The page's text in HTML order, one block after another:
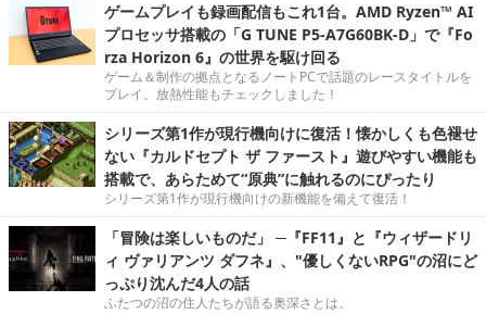
ゲームプレイも録画配信もこれ1台。AMD Ryzen™ AI
プロセッサ搭載の「G TUNE P5-A7G60BK-D」で『Fo
rza Horizon 6』の世界を駆け回る
ゲーム＆制作の拠点となるノートPCで話題のレースタイトルを
プレイ。放熱性能もチェックしました！
シリーズ第1作が現行機向けに復活！懐かしくも色褪せ
ない『カルドセプト ザ ファースト』遊びやすい機能も
搭載で、あらためて“原典”に触れるのにぴったり
シリーズ第1作が現行機向けの新機能を備えて復活！
「冒険は楽しいものだ」 ─『FF11』と『ウィザードリ
ィ ヴァリアンツ ダフネ』、"優しくないRPG"の沼にど
っぷり沈んだ4人の話
ふたつの沼の住人たちが語る奥深さとは。